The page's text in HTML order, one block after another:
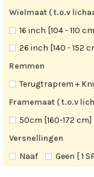
Wielmaat ( t.o.v
16 inch [104 - 110
26 inch [140 - 152
Remmen
Terugtraprem +
Framemaat ( t.o.v
50cm [160-172 cm]
Versnellingen
Naaf
Geen [ 1